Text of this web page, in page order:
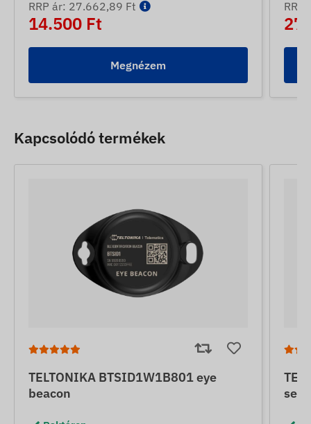
RRP ár: 27.662,89 Ft
14.500 Ft
Megnézem
Kapcsolódó termékek
TELTONIKA BTSID1W1B801 eye
beacon